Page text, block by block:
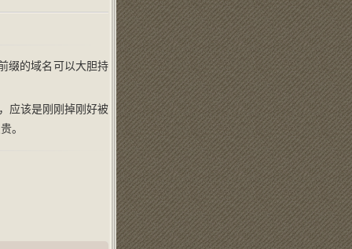
缀的域名可以大胆持
应该是刚刚掉刚好被
。